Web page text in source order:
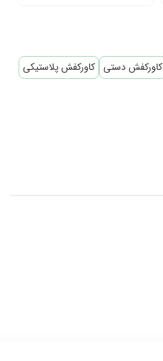
کاورکفش دستی کاورکفش پلاستیکی